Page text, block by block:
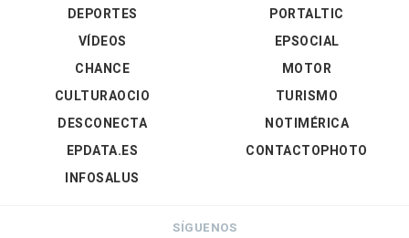
DEPORTES
VÍDEOS
PORTALTIC
EPSOCIAL
CHANCE
CULTURAOCIO
DESCONECTA
EPDATA.ES
INFOSALUS
MOTOR
TURISMO
NOTIMÉRICA
CONTACTOPHOTO
SÍGUENOS